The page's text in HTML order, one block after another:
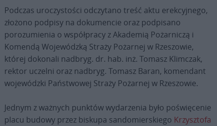
Podczas uroczystości odczytano treść aktu erekcyjnego,
złożono podpisy na dokumencie oraz podpisano
porozumienia o współpracy z Akademią Pożarniczą i
Komendą Wojewódzką Straży Pożarnej w Rzeszowie,
której dokonali nadbryg. dr. hab. inż. Tomasz Klimczak,
rektor uczelni oraz nadbryg. Tomasz Baran, komendant
wojewódzki Państwowej Straży Pożarnej w Rzeszowie.
Jednym z ważnych punktów wydarzenia było poświęcenie
placu budowy przez biskupa sandomierskiego Krzysztofa